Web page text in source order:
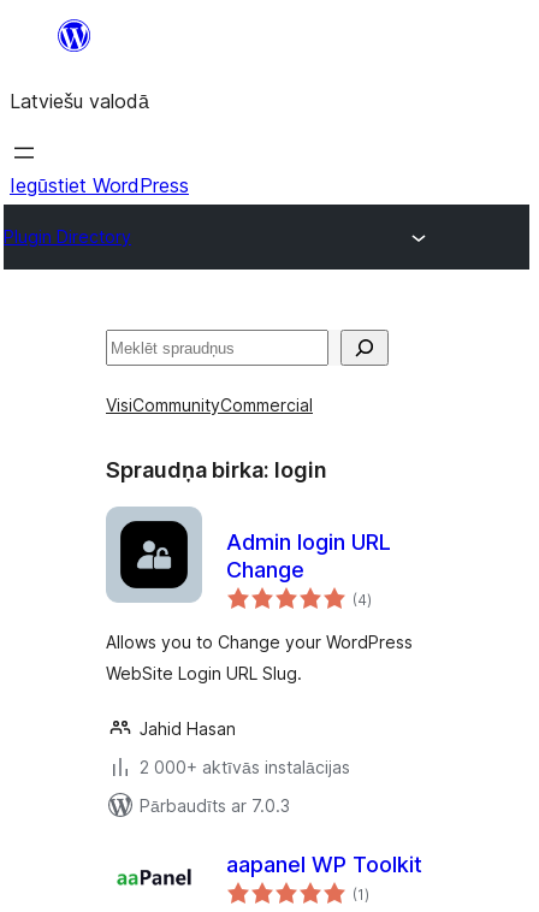
Pāriet
saturu
Latviešu valodā
Iegūstiet WordPress
Plugin Directory
Meklēt
VisiCommunityCommercial
Spraudņa birka: login
Admin login URL
Change
(4vērtējumu
kopsumma
)
Allows you to Change your WordPress
WebSite Login URL Slug.
Jahid Hasan
2 000+ aktīvās instalācijas
Pārbaudīts ar 7.0.3
aapanel WP Toolkit
(1vērtējumu
kopsumma
)